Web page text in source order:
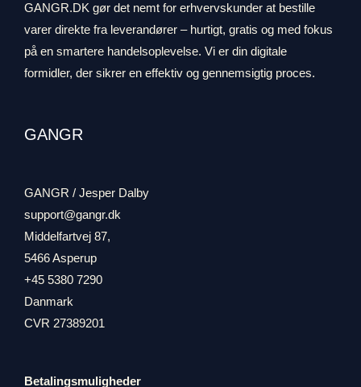
GANGR.DK gør det nemt for erhvervskunder at bestille
varer direkte fra leverandører – hurtigt, gratis og med fokus
på en smartere handelsoplevelse. Vi er din digitale
formidler, der sikrer en effektiv og gennemsigtig proces.
GANGR
GANGR / Jesper Dalby
support@gangr.dk
Middelfartvej 87,
5466 Asperup
+45 5380 7290
Danmark
CVR 27389201
Betalingsmuligheder